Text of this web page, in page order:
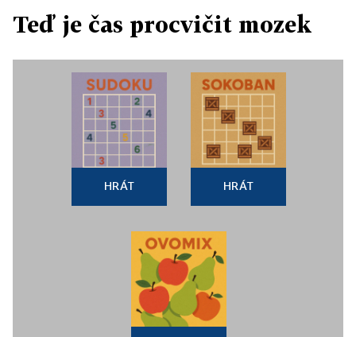
Teď je čas procvičit mozek
HRÁT HRÁT